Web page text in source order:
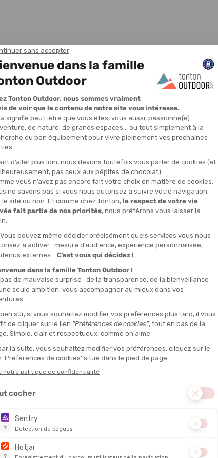
Katadyn Micropur : Guide d'Achat
Micropur Classic conservent une eau déjà claire jusqu'à six
solution compacte pour randonneurs, voyageurs et
qu'elle reste claire au départ.
traite 1 litre d'eau claire
mg/g
: 2 heures
6 mois
non utilisés : 10 ans
Potable en 60 Secondes
votre usage